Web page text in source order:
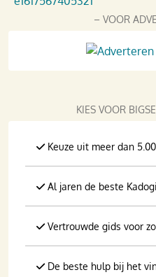
– VOOR
KIES VOOR
Keuze uit meer dan
Al jaren de beste
Vertrouwde gids voor
De beste hulp bij het